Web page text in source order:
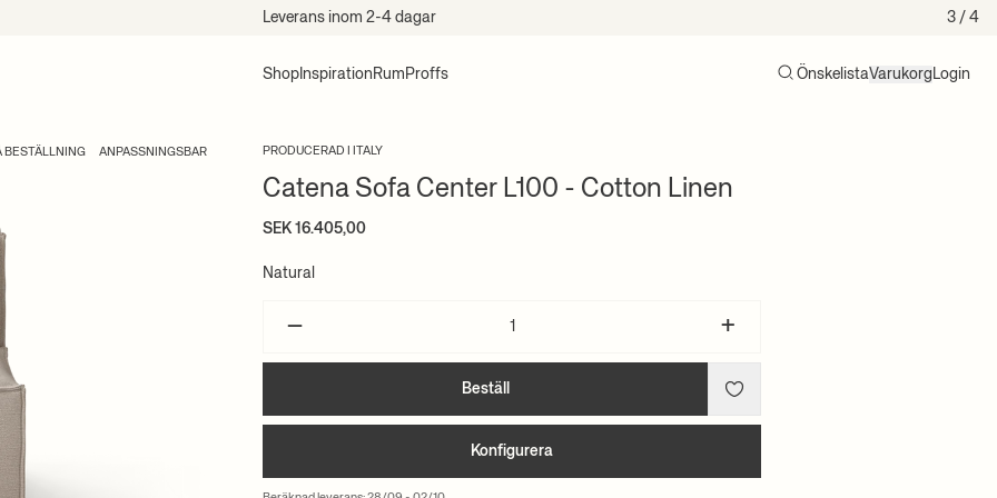
Köp nu, betala senare med Klarna 4/ 4
Shop Inspiration Rum Proffs
ÖnskelistaVarukorg Login
BESTÄLLNING ANPASSNINGSBAR PRODUCERAD I ITALY
Catena Sofa Center L100 - Cotton Linen
SEK 16.405,00
Natural
– +
Beställ
Konfigurera